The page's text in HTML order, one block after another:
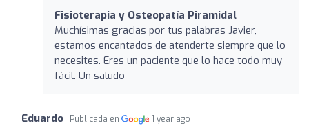
Fisioterapia y Osteopatía Piramidal
Muchísimas gracias por tus palabras Javier,
estamos encantados de atenderte siempre que lo
necesites. Eres un paciente que lo hace todo muy
fácil. Un saludo
Eduardo Publicada en 1 year ago